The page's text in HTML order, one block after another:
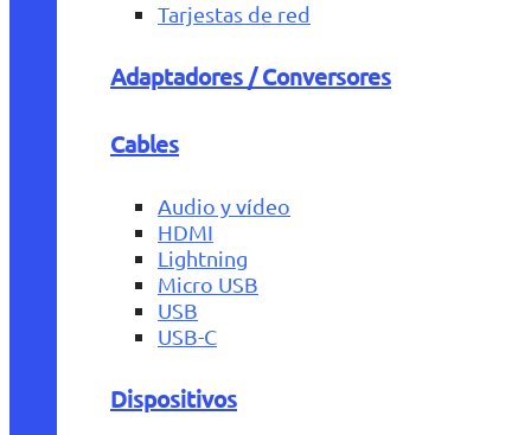
Tarjestas de red
Adaptadores / Conversores
Cables
Audio y vídeo
HDMI
Lightning
Micro USB
USB
USB-C
Dispositivos